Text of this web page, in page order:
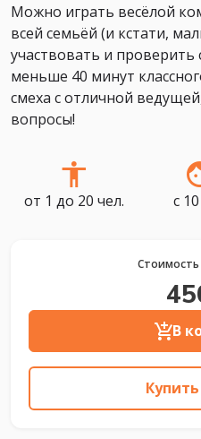
Можно играть весёлой
всей семьёй (и кстати,
участвовать и проверить
меньше 40 минут
смеха с отличной
вопросы!
от 1 до 20 чел. с
В